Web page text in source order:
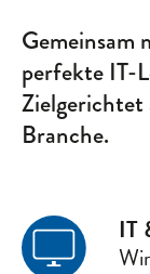
Gemeinsam
perfekte IT-
Branche.
IT